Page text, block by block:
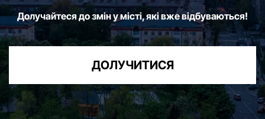
Долучайтеся до змін у місті, які вже відбуваються!
ДОЛУЧИТИСЯ